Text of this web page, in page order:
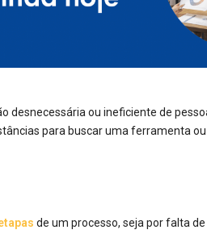
ou ineficiente de
para buscar uma ferramenta
de um processo, seja por falta